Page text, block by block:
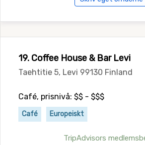
19. Coffee House & Bar Levi
Taehtitie 5, Levi 99130 Finland
Café, prisnivå: $$ - $$$
Café Europeiskt
TripAdvisors